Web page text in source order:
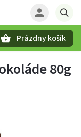
Prázdny košík
80g